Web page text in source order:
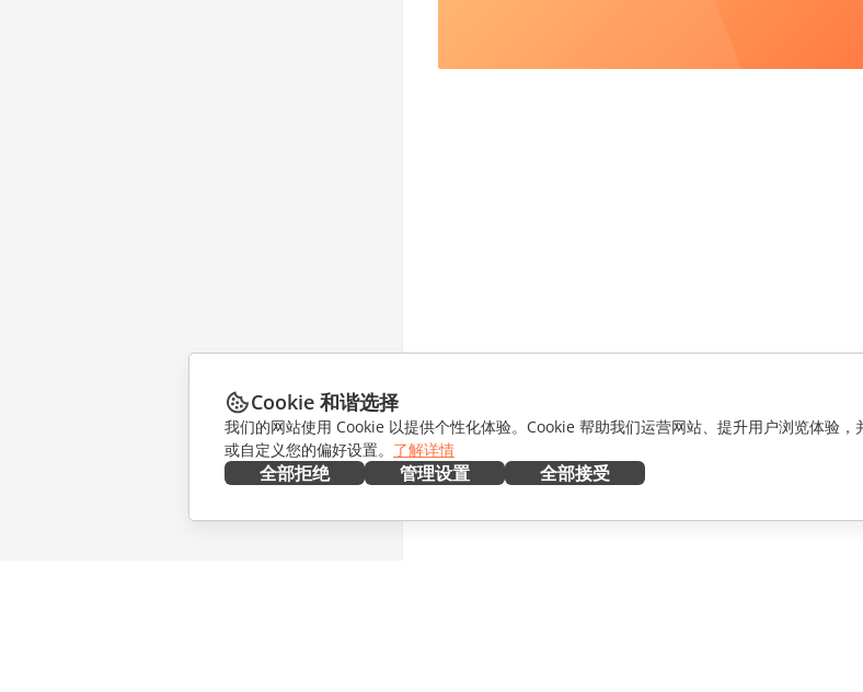
Cookie 和谐选择
我们的网站使用 Cookie 以提供个性化体验。Cookie 帮助我们运营网站、提升用户浏览体验
或自定义您的偏好设置。 了解详情
全部拒绝 管理设置 全部接受